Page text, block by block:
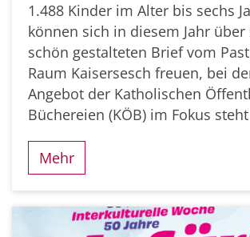
1.488 Kinder im Alter bis sechs
können sich in diesem Jahr über
schön gestalteten Brief vom
Raum Kaisersesch freuen, bei
Angebot der Katholischen
Büchereien (KÖB) im Fokus steht
Mehr